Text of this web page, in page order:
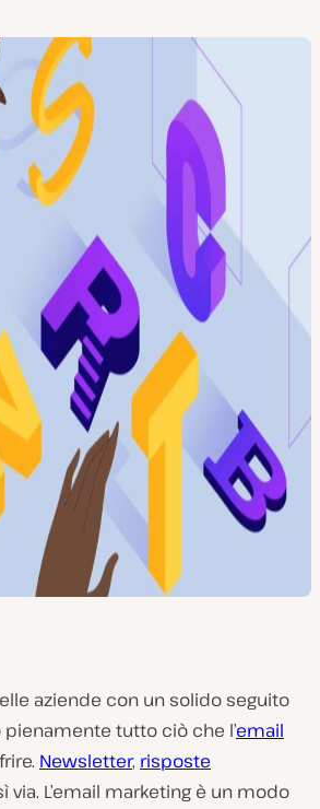
aziende con un solido seguito
tutto ciò che l’email
Newsletter, risposte
via. L’email marketing è un modo